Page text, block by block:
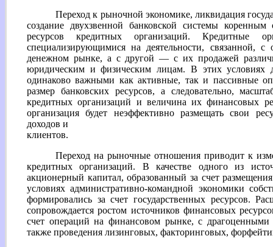
Переход к рыночной экономике, ликвидация
создание двухзвенной банковской системы
ресурсов кредитных организаций. Кредитные
специализирующимися на деятельности, связанной,
денежном рынке, а с другой — с их продажей
юридическим и физическим лицам. В этих условиях
одинаково важными как активные, так и пассивные
размер банковских ресурсов, а следовательно,
кредитных организаций и величина их финансовых
организация будет неэффективно размещать свои
доходов и
клиентов.
Переход на рыночные отношения приводит к
кредитных организаций. В качестве одного из
акционерный капитал, образованный за счет
условиях административно-командной экономики
формировались за счет государственных ресурсов.
сопровождается ростом источников финансовых
счет операций на финансовом рынке, с
также проведения лизинговых, факторинговых,